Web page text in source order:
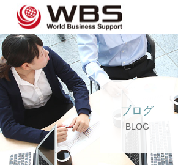
ブログ
BLOG
JP TOP
企業のご担当者の方へ
スタッフ登録の方へ💖💖
企業案内